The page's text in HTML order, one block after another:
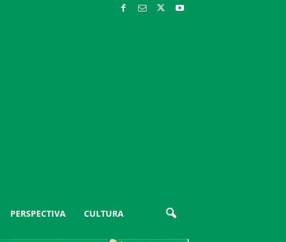
PERSPECTIVA CULTURA